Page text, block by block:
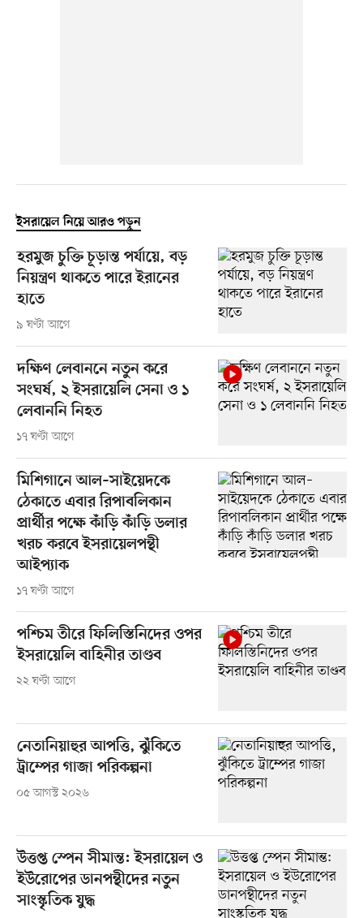
ইসরায়েল নিয়ে আরও পড়ুন
হরমুজ চুক্তি চূড়ান্ত পর্যায়ে, বড়
নিয়ন্ত্রণ থাকতে পারে ইরানের
হাতে
৯ ঘণ্টা আগে
দক্ষিণ লেবাননে নতুন করে
সংঘর্ষ, ২ ইসরায়েলি সেনা ও ১
লেবাননি নিহত
১৭ ঘণ্টা আগে
মিশিগানে আল–সাইয়েদকে
ঠেকাতে এবার রিপাবলিকান
প্রার্থীর পক্ষে কাঁড়ি কাঁড়ি ডলার
খরচ করবে ইসরায়েলপন্থী
আইপ্যাক
১৭ ঘণ্টা আগে
পশ্চিম তীরে ফিলিস্তিনিদের ওপর
ইসরায়েলি বাহিনীর তাণ্ডব
২২ ঘণ্টা আগে
নেতানিয়াহুর আপত্তি, ঝুঁকিতে
ট্রাম্পের গাজা পরিকল্পনা
০৫ আগস্ট ২০২৬
উত্তপ্ত স্পেন সীমান্ত: ইসরায়েল ও
ইউরোপের ডানপন্থীদের নতুন
সাংস্কৃতিক যুদ্ধ